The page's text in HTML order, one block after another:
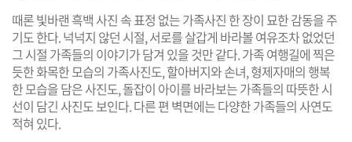
때론 빛바랜 흑백 사진 속 표정 없는 가족사진 한 장이 묘한 감동을 주
기도 한다. 넉넉지 않던 시절, 서로를 살갑게 바라볼 여유조차 없었던
그 시절 가족들의 이야기가 담겨 있을 것만 같다. 가족 여행길에 찍은
듯한 화목한 모습의 가족사진도, 할아버지와 손녀, 형제자매의 행복
한 모습을 담은 사진도, 돌잡이 아이를 바라보는 가족들의 따뜻한 시
선이 담긴 사진도 보인다. 다른 편 벽면에는 다양한 가족들의 사연도
적혀 있다.